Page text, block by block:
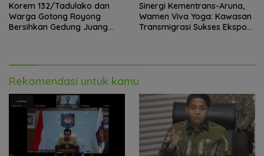
Korem 132/Tadulako dan
Warga Gotong Royong
Bersihkan Gedung Juang
Sinergi Kementrans-Aruna,
Wamen Viva Yoga: Kawasan
Transmigrasi Sukses Ekspor
Rekomendasi untuk kamu